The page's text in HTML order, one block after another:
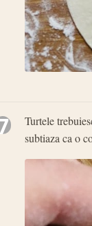
Turtele
subtiaza ca o